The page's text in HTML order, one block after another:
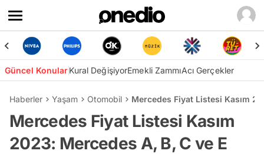
Güncel KonularKural DeğişiyorEmekli ZammıAcı Gerçekler
Haberler Yaşam Otomobil Mercedes Fiyat Listesi Kasım
Mercedes Fiyat Listesi Kasım
2023: Mercedes A, B, C ve E